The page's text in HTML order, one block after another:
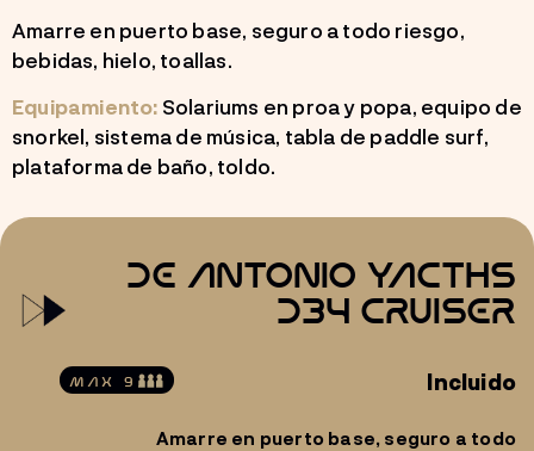
Amarre en puerto base, seguro a todo riesgo,
bebidas, hielo, toallas.
Equipamiento: Solariums en proa y popa, equipo de
snorkel, sistema de música, tabla de paddle surf,
plataforma de baño, toldo.
DE Antonio Yacths
D34 Cruiser
MAX 9 Incluido
Amarre en puerto base, seguro a todo